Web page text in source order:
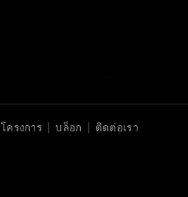
โครงการ บล็อก ติดต่อเรา